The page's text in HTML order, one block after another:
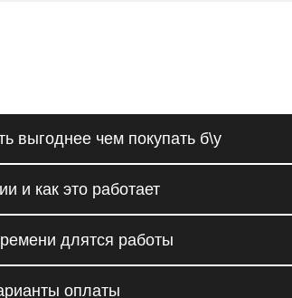
выгоднее чем покупать б\у
и как это работает
длятся работы
оплаты